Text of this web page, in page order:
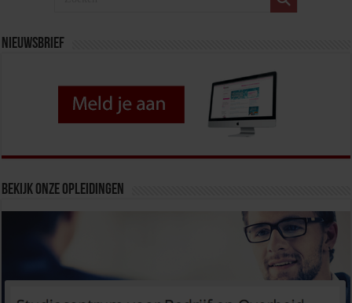
Nieuwsbrief
Bekijk onze opleidingen